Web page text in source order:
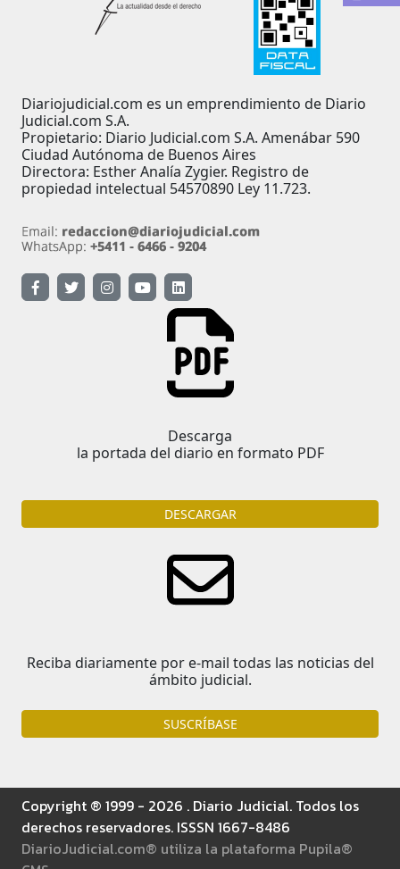
Diariojudicial.com es un emprendimiento de Diario
Judicial.com S.A.
Propietario: Diario Judicial.com S.A. Amenábar 590
Ciudad Autónoma de Buenos Aires
Directora: Esther Analía Zygier. Registro de
propiedad intelectual 54570890 Ley 11.723.
Descarga
la portada del diario en formato PDF
DESCARGAR
Reciba diariamente por e-mail todas las noticias del
ámbito judicial.
SUSCRÍBASE
Copyright ® 1999 - 2026 . Diario Judicial. Todos los
derechos reservadores. ISSSN 1667-8486
DiarioJudicial.com® utiliza la plataforma Pupila®